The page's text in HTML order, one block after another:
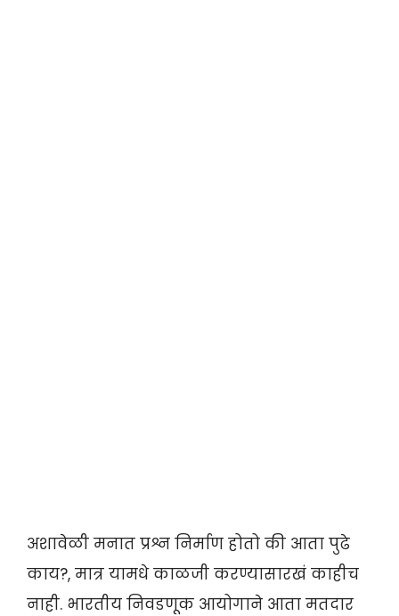
अशावेळी मनात प्रश्न निर्माण होतो की आता पुढे
काय?, मात्र यामधे काळजी करण्यासारखं काहीच
नाही. भारतीय निवडणूक आयोगाने आता मतदार